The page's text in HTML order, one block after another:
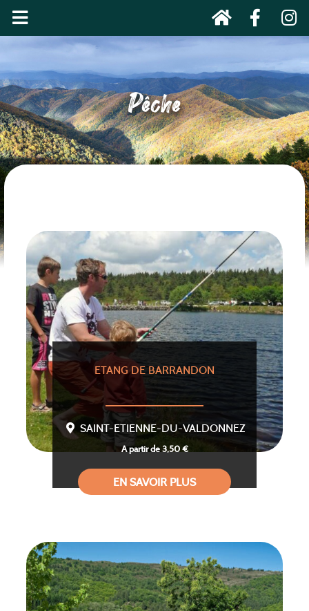
Pêche
ETANG DE BARRANDON
SAINT-ETIENNE-DU-VALDONNEZ
A partir de 3,50 €
EN SAVOIR PLUS